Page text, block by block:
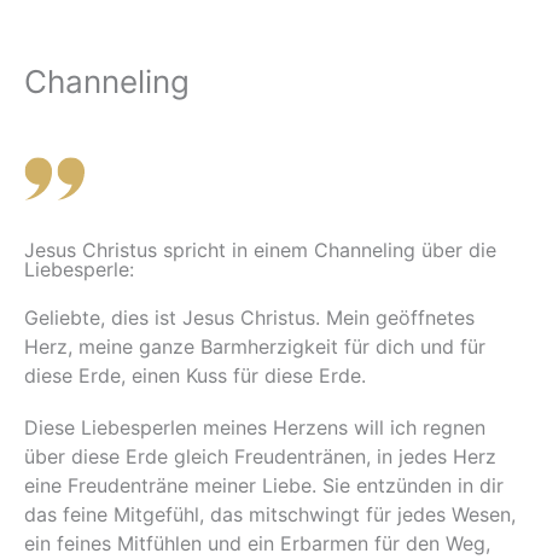
Channeling
Jesus Christus spricht in einem Channeling über die
Liebesperle:
Geliebte, dies ist Jesus Christus. Mein geöffnetes
Herz, meine ganze Barmherzigkeit für dich und für
diese Erde, einen Kuss für diese Erde.
Diese Liebesperlen meines Herzens will ich regnen
über diese Erde gleich Freudentränen, in jedes Herz
eine Freudenträne meiner Liebe. Sie entzünden in dir
das feine Mitgefühl, das mitschwingt für jedes Wesen,
ein feines Mitfühlen und ein Erbarmen für den Weg,